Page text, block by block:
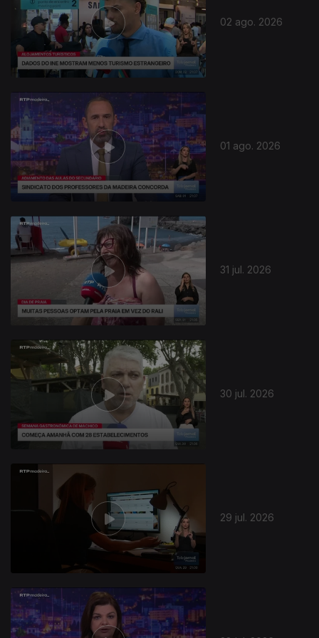
02 ago. 2026
01 ago. 2026
31 jul. 2026
30 jul. 2026
29 jul. 2026
945530